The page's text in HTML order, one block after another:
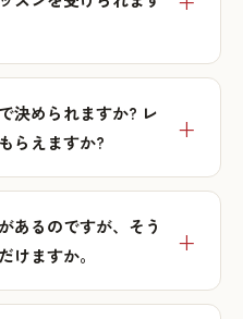
決められますか? レ
らえますか?
あるのですが、そう
けますか。